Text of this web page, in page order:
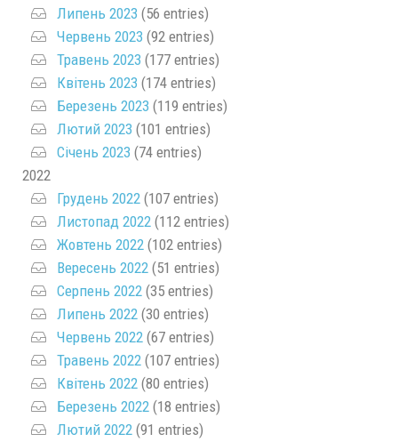
Липень 2023 (56 entries)
Червень 2023 (92 entries)
Травень 2023 (177 entries)
Квітень 2023 (174 entries)
Березень 2023 (119 entries)
Лютий 2023 (101 entries)
Січень 2023 (74 entries)
2022
Грудень 2022 (107 entries)
Листопад 2022 (112 entries)
Жовтень 2022 (102 entries)
Вересень 2022 (51 entries)
Серпень 2022 (35 entries)
Липень 2022 (30 entries)
Червень 2022 (67 entries)
Травень 2022 (107 entries)
Квітень 2022 (80 entries)
Березень 2022 (18 entries)
Лютий 2022 (91 entries)